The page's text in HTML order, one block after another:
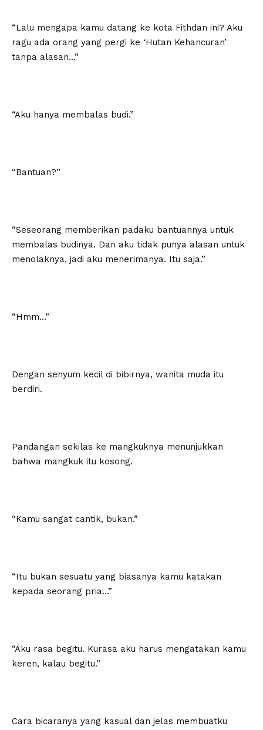
“Lalu mengapa kamu datang ke kota Fithdan ini? Aku
ragu ada orang yang pergi ke ‘Hutan Kehancuran’
tanpa alasan…”
“Aku hanya membalas budi.”
“Bantuan?”
“Seseorang memberikan padaku bantuannya untuk
membalas budinya. Dan aku tidak punya alasan untuk
menolaknya, jadi aku menerimanya. Itu saja.”
“Hmm…”
Dengan senyum kecil di bibirnya, wanita muda itu
berdiri.
Pandangan sekilas ke mangkuknya menunjukkan
bahwa mangkuk itu kosong.
“Kamu sangat cantik, bukan.”
“Itu bukan sesuatu yang biasanya kamu katakan
kepada seorang pria…”
“Aku rasa begitu. Kurasa aku harus mengatakan kamu
keren, kalau begitu.”
Cara bicaranya yang kasual dan jelas membuatku